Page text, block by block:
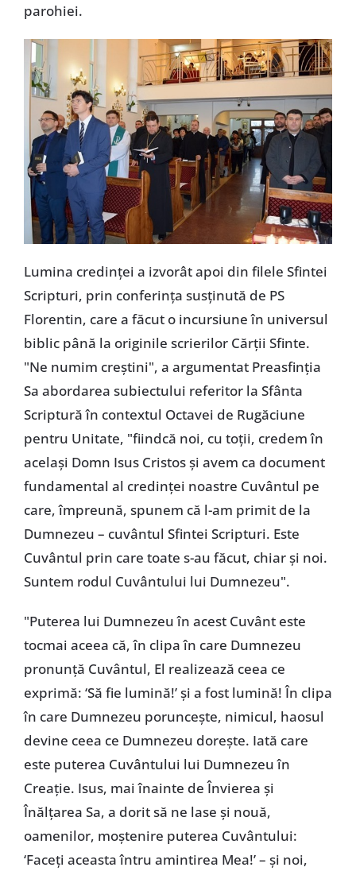
parohiei.
Lumina credinței a izvorât apoi din filele Sfintei
Scripturi, prin conferința susținută de PS
Florentin, care a făcut o incursiune în universul
biblic până la originile scrierilor Cărții Sfinte.
"Ne numim creștini", a argumentat Preasfinția
Sa abordarea subiectului referitor la Sfânta
Scriptură în contextul Octavei de Rugăciune
pentru Unitate, "fiindcă noi, cu toții, credem în
același Domn Isus Cristos și avem ca document
fundamental al credinței noastre Cuvântul pe
care, împreună, spunem că l-am primit de la
Dumnezeu – cuvântul Sfintei Scripturi. Este
Cuvântul prin care toate s-au făcut, chiar și noi.
Suntem rodul Cuvântului lui Dumnezeu".
"Puterea lui Dumnezeu în acest Cuvânt este
tocmai aceea că, în clipa în care Dumnezeu
pronunță Cuvântul, El realizează ceea ce
exprimă: ‘Să fie lumină!’ și a fost lumină! În clipa
în care Dumnezeu poruncește, nimicul, haosul
devine ceea ce Dumnezeu dorește. Iată care
este puterea Cuvântului lui Dumnezeu în
Creație. Isus, mai înainte de Învierea și
Înălțarea Sa, a dorit să ne lase și nouă,
oamenilor, moștenire puterea Cuvântului:
‘Faceți aceasta întru amintirea Mea!’ – și noi,